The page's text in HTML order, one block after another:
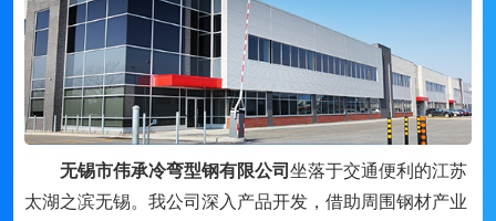
无锡市伟承冷弯型钢有限公司 坐落于交通便利的江苏
太湖之滨无锡。我公司深入产品开发，借助周围钢材产业